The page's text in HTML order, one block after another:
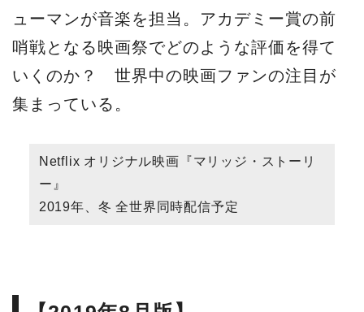
ューマンが音楽を担当。アカデミー賞の前
哨戦となる映画祭でどのような評価を得て
いくのか？ 世界中の映画ファンの注目が
集まっている。
Netflix オリジナル映画『マリッジ・ストーリ
ー』
2019年、冬 全世界同時配信予定